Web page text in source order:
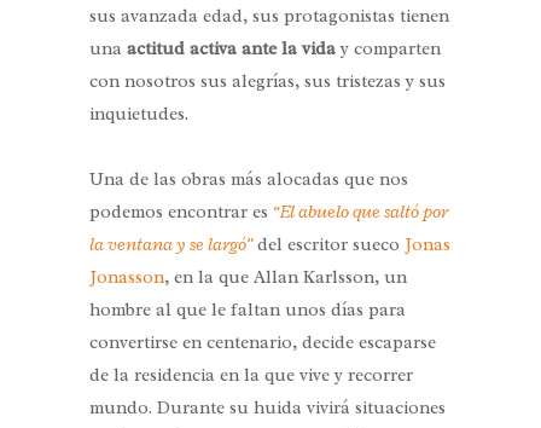
sus avanzada edad, sus protagonistas tienen
una actitud activa ante la viday comparten
con nosotros sus alegrías, sus tristezas y sus
inquietudes.
Una de las obras más alocadas que nos
podemos encontrar es “El abuelo que saltó por
la ventana y se largó”del escritor sueco Jonas
Jonasson, en la que Allan Karlsson, un
hombre al que le faltan unos días para
convertirse en centenario, decide escaparse
de la residencia en la que vive y recorrer
mundo. Durante su huida vivirá situaciones